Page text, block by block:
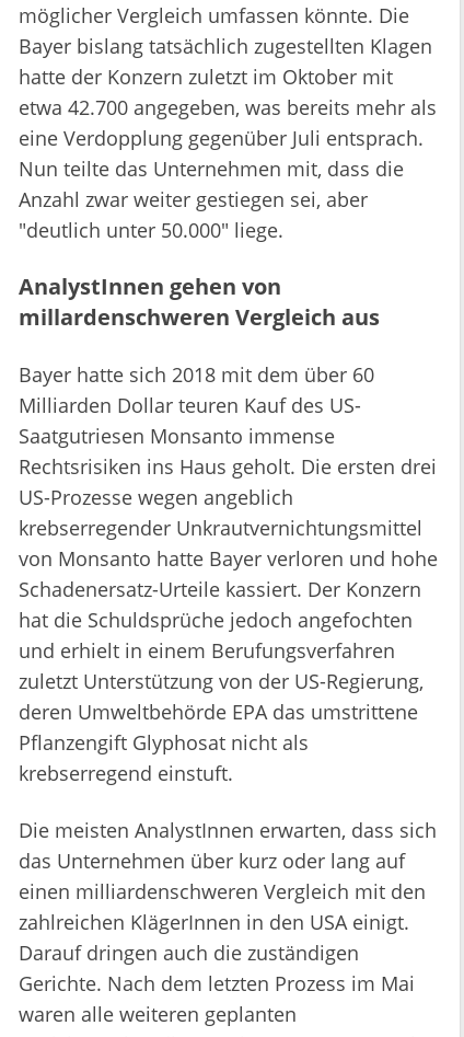
möglicher Vergleich umfassen könnte. Die
Bayer bislang tatsächlich zugestellten Klagen
hatte der Konzern zuletzt im Oktober mit
etwa 42.700 angegeben, was bereits mehr als
eine Verdopplung gegenüber Juli entsprach.
Nun teilte das Unternehmen mit, dass die
Anzahl zwar weiter gestiegen sei, aber
"deutlich unter 50.000" liege.
AnalystInnen gehen von
millardenschweren Vergleich aus
Bayer hatte sich 2018 mit dem über 60
Milliarden Dollar teuren Kauf des US-
Saatgutriesen Monsanto immense
Rechtsrisiken ins Haus geholt. Die ersten drei
US-Prozesse wegen angeblich
krebserregender Unkrautvernichtungsmittel
von Monsanto hatte Bayer verloren und hohe
Schadenersatz-Urteile kassiert. Der Konzern
hat die Schuldsprüche jedoch angefochten
und erhielt in einem Berufungsverfahren
zuletzt Unterstützung von der US-Regierung,
deren Umweltbehörde EPA das umstrittene
Pflanzengift Glyphosat nicht als
krebserregend einstuft.
Die meisten AnalystInnen erwarten, dass sich
das Unternehmen über kurz oder lang auf
einen milliardenschweren Vergleich mit den
zahlreichen KlägerInnen in den USA einigt.
Darauf dringen auch die zuständigen
Gerichte. Nach dem letzten Prozess im Mai
waren alle weiteren geplanten